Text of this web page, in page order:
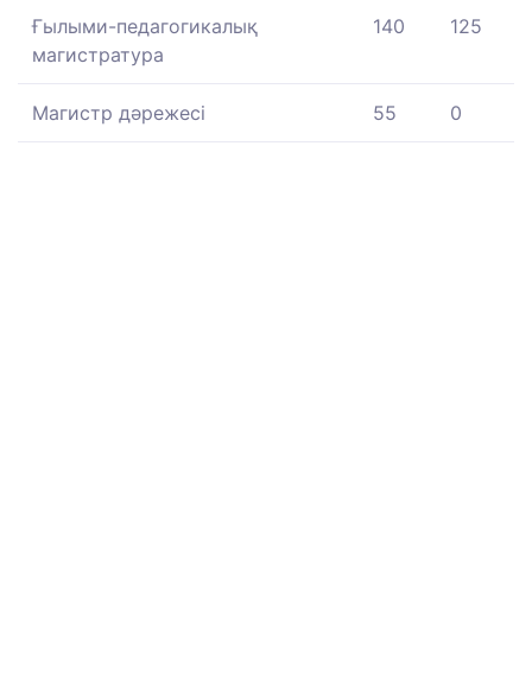
Ғылыми-педагогикалық
магистратура
140 125
Магистр дәрежесі 55 0